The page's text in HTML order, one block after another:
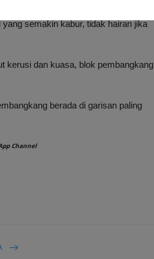
semakin kabur, tidak hairan jika
kerusi dan kuasa, blok pembangkang
berada di garisan paling
Channel